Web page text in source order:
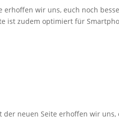
erhoffen wir uns, euch noch
ist zudem optimiert für
neuen Seite erhoffen wir uns,